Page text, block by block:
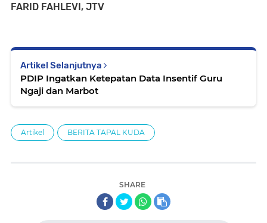
FARID FAHLEVI, JTV
Artikel Selanjutnya
PDIP Ingatkan Ketepatan Data Insentif Guru
Ngaji dan Marbot
Artikel BERITA TAPAL KUDA
SHARE